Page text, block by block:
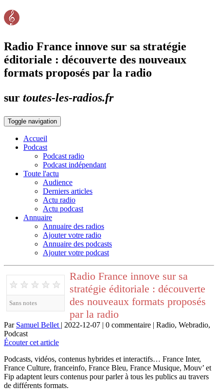
Radio France innove sur sa stratégie
éditoriale : découverte des nouveaux
formats proposés par la radio
sur toutes-les-radios.fr
Toggle navigation
Accueil
Podcast
Podcast radio
Podcast indépendant
Toute l'actu
Audience
Derniers articles
Actu radio
Actu podcast
Annuaire
Annuaire des radios
Ajouter votre radio
Annuaire des podcasts
Ajouter votre podcast
★ ★ ★ ★ ★
Sans notes
Radio France innove sur sa
stratégie éditoriale : découverte
des nouveaux formats proposés
par la radio
Par Samuel Bellet | 2022-12-07 | 0 commentaire | Radio, Webradio,
Podcast
Écouter cet article
Podcasts, vidéos, contenus hybrides et interactifs… France Inter,
France Culture, franceinfo, France Bleu, France Musique, Mouv’ et
Fip adaptent leurs contenus pour parler à tous les publics au travers
de différents formats.